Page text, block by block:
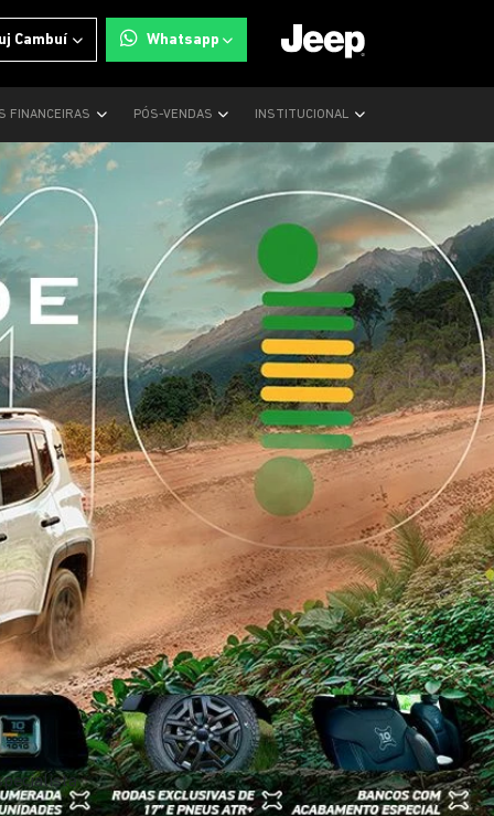
Cambuí Whatsapp
FINANCEIRAS PÓS-VENDAS INSTITUCIONAL